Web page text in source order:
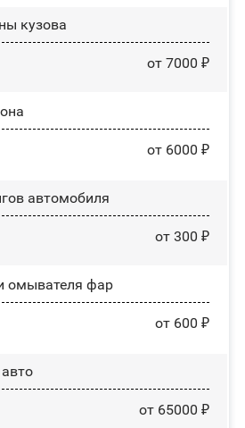
кузова
от 7000 ₽
от 6000 ₽
автомобиля
от 300 ₽
омывателя фар
от 600 ₽
от 65000 ₽